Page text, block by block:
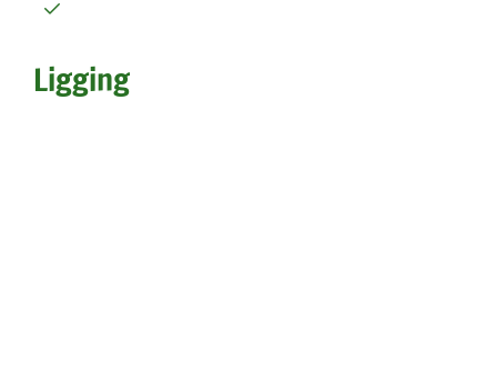
Ligging